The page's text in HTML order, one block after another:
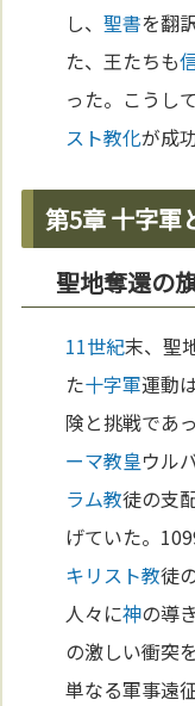
し、聖書を翻
た、王たちも
った。こうし
スト教化が成
第5章 十字軍
聖地奪還の
11世紀末、聖
た十字軍運動は
険と挑戦であ
ーマ教皇ウル
ラム教徒の支
げていた。
キリスト教徒
人々に神の導
の激しい衝突
単なる軍事遠